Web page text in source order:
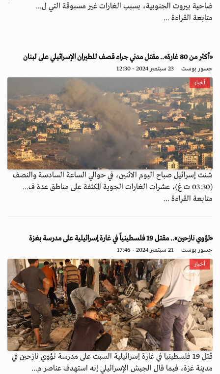
ضاحية بيروت الجنوبية، بسبب الغارات غير مسبوقة التي ل...
متابعة القراءة ...
«أكثر من 80 غارة».. مقتل مدني جراء قصف للطيران الإسرائيلي على لبنان
جسور بوست 23 سبتمبر 2024 - 12:30
أخبار
شنت إسرائيل صباح اليوم الاثنين، في حوالي الساعة السادسة والنصف
(03:30 ت غ)، عشرات الغارات الجوية المكثفة على مناطق عدة ف...
متابعة القراءة ...
«تؤوي نازحين».. مقتل 19 فلسطينياً في غارة إسرائيلية على مدرسة بغزة
جسور بوست 21 سبتمبر 2024 - 17:46
أخبار
قتل 19 فلسطينيا في غارة إسرائيلية السبت على مدرسة تؤوي نازحين في
مدينة غزة، فيما قال الجيش الإسرائيلي إنه استهدف عناصر م...